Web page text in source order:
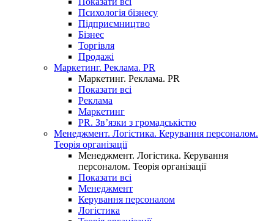
Психологія бізнесу
Підприємництво
Бізнес
Торгівля
Продажі
Маркетинг. Реклама. PR
Маркетинг. Реклама. PR
Показати всі
Реклама
Маркетинг
PR. Зв’язки з громадськістю
Менеджмент. Логістика. Керування персоналом.
Теорія організації
Менеджмент. Логістика. Керування
персоналом. Теорія організації
Показати всі
Менеджмент
Керування персоналом
Логістика